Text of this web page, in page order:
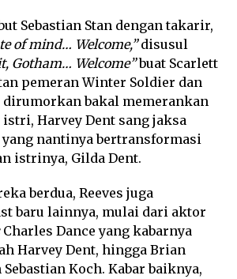
Sebastian Stan dengan takarir,
of mind… Welcome,”disusul
Gotham… Welcome”buat Scarlett
pemeran Winter Soldier dan
bakal memerankan
Harvey Dent sang jaksa
nantinya bertransformasi
istrinya, Gilda Dent.
berdua, Reeves juga
baru lainnya, mulai dari aktor
Charles Dance yang kabarnya
Harvey Dent, hingga Brian
Koch. Kabar baiknya,